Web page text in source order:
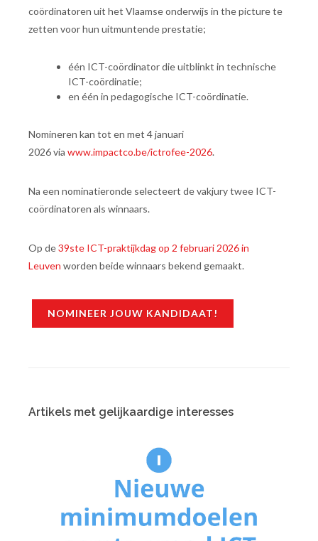
coördinatoren uit het Vlaamse onderwijs in the picture te
zetten voor hun uitmuntende prestatie;
één ICT-coördinator die uitblinkt in technische
ICT-coördinatie;
en één in pedagogische ICT-coördinatie.
Nomineren kan tot en met 4 januari
2026 via www.impactco.be/ictrofee-2026.
Na een nominatieronde selecteert de vakjury twee ICT-
coördinatoren als winnaars.
Op de39ste ICT-praktijkdag op 2 februari 2026 in
Leuven worden beide winnaars bekend gemaakt.
NOMINEER JOUW KANDIDAAT!
Artikels met gelijkaardige interesses